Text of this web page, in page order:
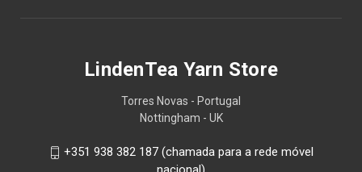
LindenTea Yarn Store
Torres Novas - Portugal
Nottingham - UK
+351 938 382 187 (chamada para a rede móvel